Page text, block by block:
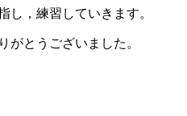
し，練習していきます。
がとうございました。